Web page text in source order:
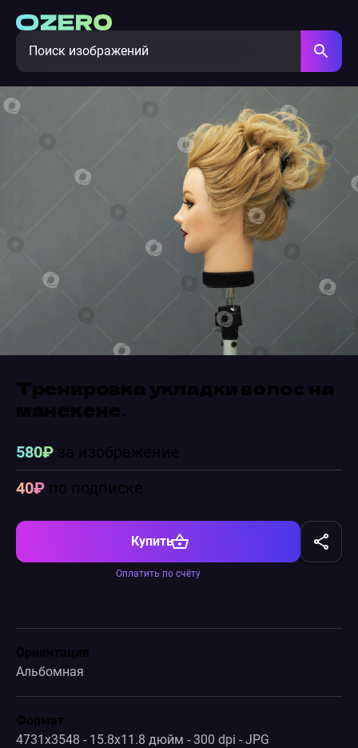
Тренировка укладки волос на
манекене.
580₽за изображение
40₽по подписке
Купить
Оплатить по счёту
Ориентация
Альбомная
Формат
4731x3548 - 15.8x11.8 дюйм - 300 dpi - JPG